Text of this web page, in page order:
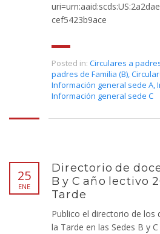
cef5423b9ace
Posted in: Circulares a
padres de Familia (B),
Información general sede A,
Información general sede C
25
ENE
Directorio de
B y C año lectivo
Tarde
Publico el directorio de los
la Tarde en las Sedes B y